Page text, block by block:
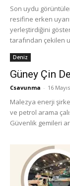
Son uydu
resifine erken uyarı
yerleştirdiğini
tarafından çekilen
Deniz
Güney Çin
Csavunma - 16
Malezya enerji
ve petrol arama
Güvenlik gemileri